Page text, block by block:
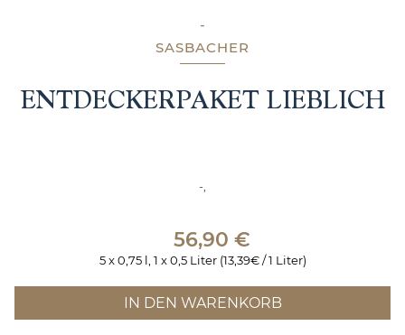
-
SASBACHER
ENTDECKERPAKET LIEBLICH
-,
56,90 €
5 x 0,75 l, 1 x 0,5 Liter (13,39€ / 1 Liter)
IN DEN WARENKORB